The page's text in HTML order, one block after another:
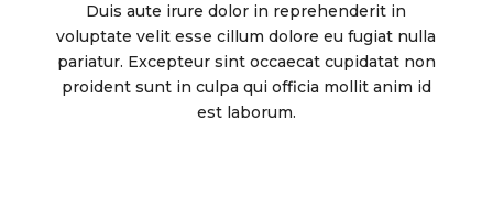
Duis aute irure dolor in reprehenderit in
voluptate velit esse cillum dolore eu fugiat nulla
pariatur. Excepteur sint occaecat cupidatat non
proident sunt in culpa qui officia mollit anim id
est laborum.